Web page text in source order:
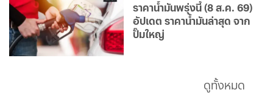
ราคาน้ำมันพรุ่งนี้ (8 ส.ค. 69)
อัปเดต ราคาน้ำมันล่าสุด จาก
ปั๊มใหญ่
ดูทั้งหมด